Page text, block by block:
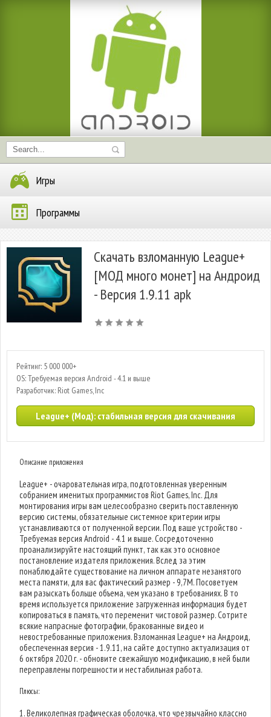
Игры
Программы
Скачать взломанную League+
[МОД много монет] на Андроид
- Версия 1.9.11 apk
Рейтинг: 5 000 000+
OS: Требуемая версия Android - 4.1 и выше
Разработчик: Riot Games, Inc
League+ (Мод): стабильная версия для скачивания
Описание приложения
League+ - очаровательная игра, подготовленная уверенным
собранием именитых программистов Riot Games, Inc. Для
монтирования игры вам целесообразно сверить поставленную
версию системы, обязательные системное критерии игры
устанавливаются от полученной версии. Под ваше устройство -
Требуемая версия Android - 4.1 и выше. Сосредоточенно
проанализируйте настоящий пункт, так как это основное
постановление издателя приложения. Вслед за этим
понаблюдайте существование на личном аппарате незанятого
места памяти, для вас фактический размер - 9,7M. Посоветуем
вам разыскать больше объема, чем указано в требованиях. В то
время используется приложение загруженная информация будет
копироваться в память, что переменит чистовой размер. Сотрите
всякие напрасные фотографии, бракованные видео и
невостребованные приложения. Взломанная League+ на Андроид,
обеспеченная версия - 1.9.11, на сайте доступно актуализация от
6 октября 2020 г. - обновите свежайшую модификацию, в ней были
переправлены погрешности и нестабильная работа.
Плюсы:
1. Великолепная графическая оболочка, что чрезвычайно классно